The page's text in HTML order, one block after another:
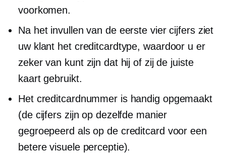
voorkomen.
Na het invullen van de eerste vier cijfers ziet
uw klant het creditcardtype, waardoor u er
zeker van kunt zijn dat hij of zij de juiste
kaart gebruikt.
Het creditcardnummer is handig opgemaakt
(de cijfers zijn op dezelfde manier
gegroepeerd als op de creditcard voor een
betere visuele perceptie).